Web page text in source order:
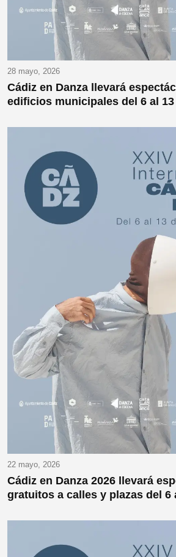
28 mayo, 2026
Cádiz en Danza llevará
edificios municipales del 6 al
22 mayo, 2026
Cádiz en Danza 2026 llevará
gratuitos a calles y plazas del 6